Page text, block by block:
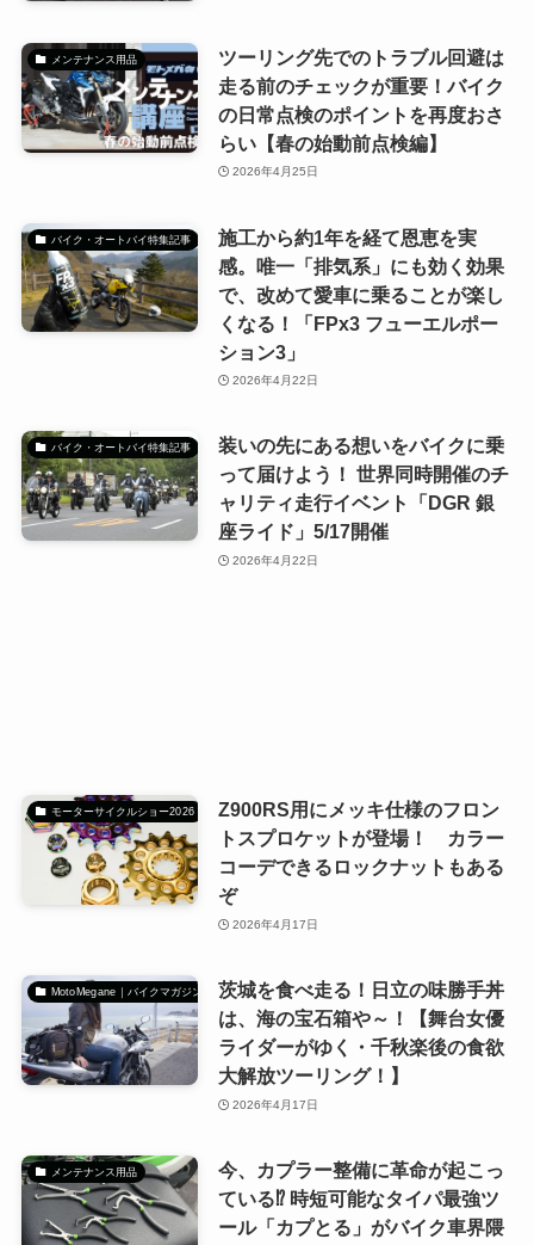
メンテナンス用品
ツーリング先でのトラブル回避は
走る前のチェックが重要！バイク
の日常点検のポイントを再度おさ
らい【春の始動前点検編】
2026年4月25日
バイク・オートバイ特集記事
施工から約1年を経て恩恵を実
感。唯一「排気系」にも効く効果
で、改めて愛車に乗ることが楽し
くなる！「FPx3 フューエルポー
ション3」
2026年4月22日
バイク・オートバイ特集記事
装いの先にある想いをバイクに乗
って届けよう！ 世界同時開催のチ
ャリティ走行イベント「DGR 銀
座ライド」5/17開催
2026年4月22日
モーターサイクルショー2026
Z900RS用にメッキ仕様のフロン
トスプロケットが登場！ カラー
コーデできるロックナットもある
ぞ
2026年4月17日
MotoMegane｜バイクマガジン
茨城を食べ走る！日立の味勝手丼
は、海の宝石箱や～！【舞台女優
ライダーがゆく・千秋楽後の食欲
大解放ツーリング！】
2026年4月17日
メンテナンス用品
今、カプラー整備に革命が起こっ
ている⁉ 時短可能なタイパ最強ツ
ール「カプとる」がバイク車界隈